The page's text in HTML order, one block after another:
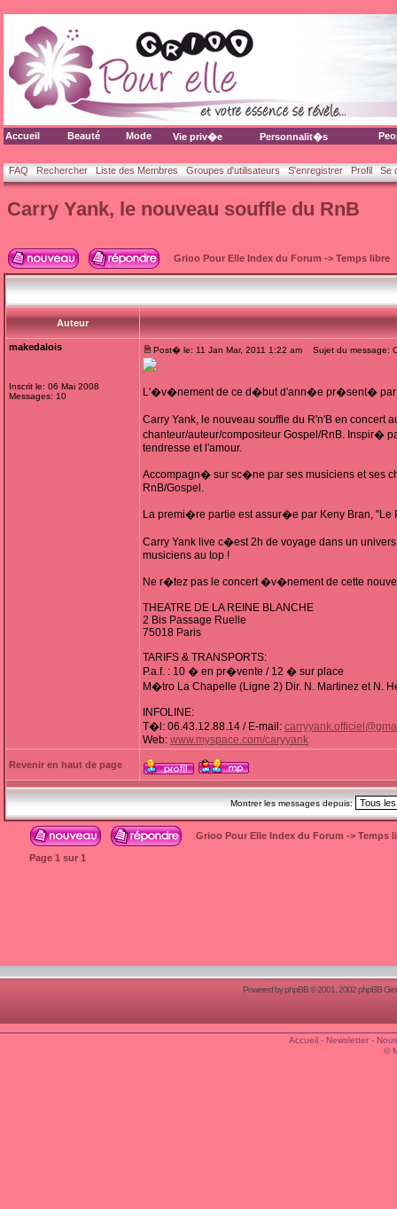
Accueil Beauté Mode Vie priv�e Personnalit�s
FAQ Rechercher Liste des Membres Groupes d'utilisateurs S'enregistrer Profil Se
Carry Yank, le nouveau souffle du RnB
Grioo Pour Elle Index du Forum -> Temps libre
Auteur
makedalois
Inscrit le: 06 Mai 2008
Messages: 10
Post� le: 11 Jan Mar, 2011 1:22 am Sujet du message:
L'�v�nement de ce d�but d'ann�e pr�sent� par
Carry Yank, le nouveau souffle du R'n'B en concert
chanteur/auteur/compositeur Gospel/RnB. Inspir�
tendresse et l'amour.
Accompagn� sur sc�ne par ses musiciens et ses
RnB/Gospel.
La premi�re partie est assur�e par Keny Bran, "Le
Carry Yank live c�est 2h de voyage dans un
musiciens au top !
Ne r�tez pas le concert �v�nement de cette
THEATRE DE LA REINE BLANCHE
2 Bis Passage Ruelle
75018 Paris
TARIFS & TRANSPORTS:
P.a.f. : 10 � en pr�vente / 12 � sur place
M�tro La Chapelle (Ligne 2) Dir. N. Martinez et N.
INFOLINE:
T�l: 06.43.12.88.14 / E-mail:
Web: www.myspace.com/caryyank
Revenir en haut de page
Montrer les messages depuis:
Grioo Pour Elle Index du Forum -> Temps
Page 1 sur 1
Powered byphpBB© 2001, 2002 phpBB
Accueil- Newsletter-
©